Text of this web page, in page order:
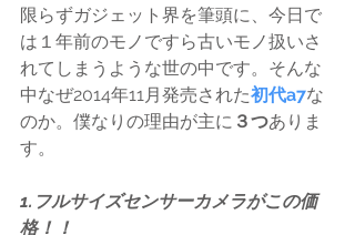
限らずガジェット界を筆頭に、今日で
は１年前のモノですら古いモノ扱いさ
れてしまうような世の中です。そんな
中なぜ2014年11月発売された初代a7な
のか。僕なりの理由が主に ３つありま
す。
1.フルサイズセンサーカメラがこの価
格！！